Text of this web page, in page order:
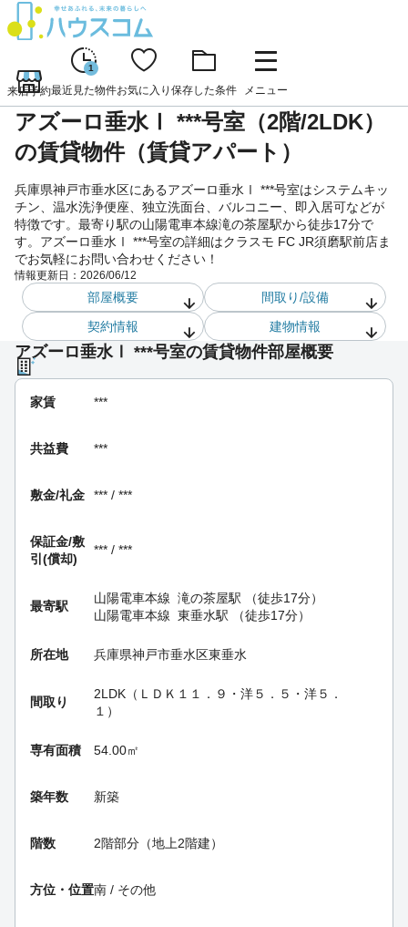
来店予約
1
最近見た物件お気に入り 保存した条件 メニュー
アズーロ垂水Ⅰ ***号室（2階/2LDK）
の賃貸物件（賃貸アパート）
兵庫県神戸市垂水区にあるアズーロ垂水Ⅰ ***号室はシステムキッ
チン、温水洗浄便座、独立洗面台、バルコニー、即入居可などが
特徴です。最寄り駅の山陽電車本線滝の茶屋駅から徒歩17分で
す。アズーロ垂水Ⅰ ***号室の詳細はクラスモ FC JR須磨駅前店ま
でお気軽にお問い合わせください！
情報更新日： 2026/06/12
部屋概要
間取り/設備
契約情報
建物情報
アズーロ垂水Ⅰ ***号室の賃貸物件部屋概要
家賃 ***
共益費 ***
敷金/礼金 *** / ***
保証金/敷
引(償却)
*** / ***
最寄駅
山陽電車本線 滝の茶屋駅 （徒歩17分）
山陽電車本線 東垂水駅 （徒歩17分）
所在地 兵庫県神戸市垂水区東垂水
間取り
2LDK（ＬＤＫ１１．９・洋５．５・洋５．
１）
専有面積 54.00㎡
築年数 新築
階数 2階部分（地上2階建）
方位・位置南 / その他